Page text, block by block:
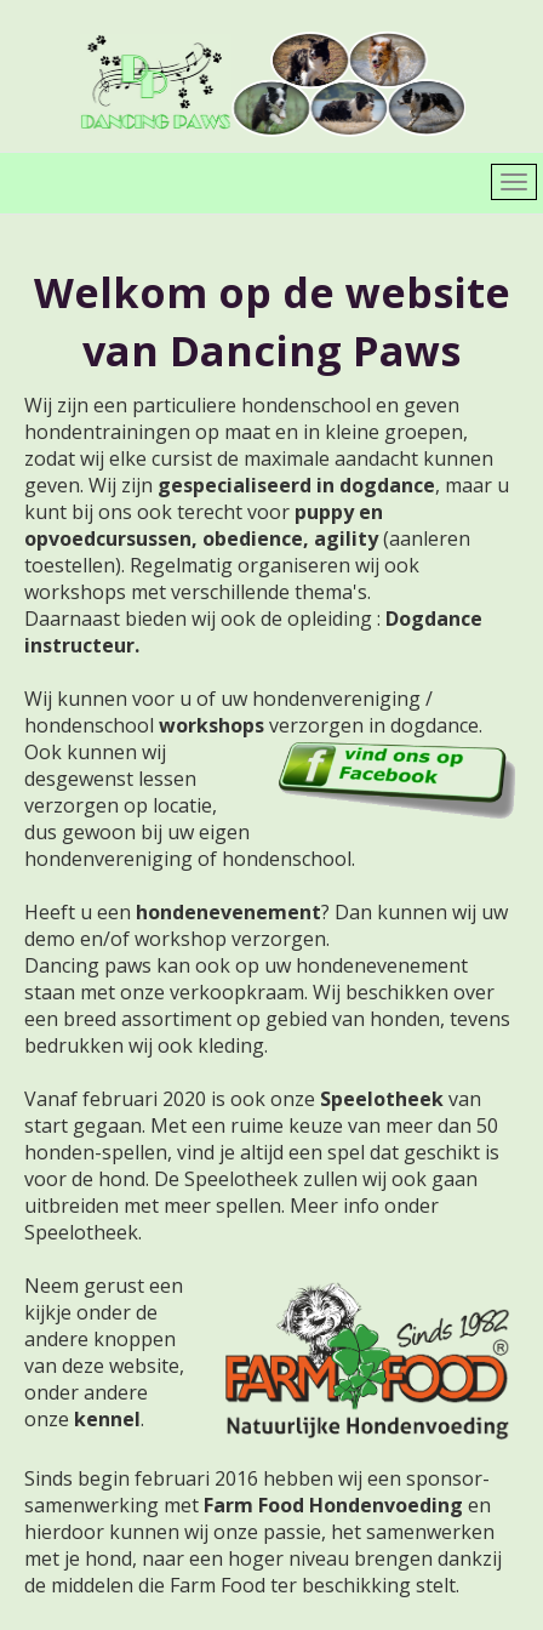
Welkom op de website
van Dancing Paws
Wij zijn een particuliere hondenschool en geven
hondentrainingen op maat en in kleine groepen,
zodat wij elke cursist de maximale aandacht kunnen
geven. Wij zijn gespecialiseerd in dogdance, maar u
kunt bij ons ook terecht voor puppy en
opvoedcursussen, obedience, agility(aanleren
toestellen). Regelmatig organiseren wij ook
workshops met verschillende thema's.
Daarnaast bieden wij ook de opleiding : Dogdance
instructeur.
Wij kunnen voor u of uw hondenvereniging /
hondenschool workshopsverzorgen in dogdance.
Ook kunnen wij
desgewenst lessen
verzorgen op locatie,
dus gewoon bij uw eigen
hondenvereniging of hondenschool.
Heeft u een hondenevenement? Dan kunnen wij uw
demo en/of workshop verzorgen.
Dancing paws kan ook op uw hondenevenement
staan met onze verkoopkraam. Wij beschikken over
een breed assortiment op gebied van honden, tevens
bedrukken wij ook kleding.
Vanaf februari 2020 is ook onze Speelotheekvan
start gegaan. Met een ruime keuze van meer dan 50
honden-spellen, vind je altijd een spel dat geschikt is
voor de hond. De Speelotheek zullen wij ook gaan
uitbreiden met meer spellen. Meer info onder
Speelotheek.
Neem gerust een
kijkje onder de
andere knoppen
van deze website,
onder andere
onze kennel.
Sinds begin februari 2016 hebben wij een sponsor-
samenwerking met Farm Food Hondenvoeding en
hierdoor kunnen wij onze passie, het samenwerken
met je hond, naar een hoger niveau brengen dankzij
de middelen die Farm Food ter beschikking stelt.